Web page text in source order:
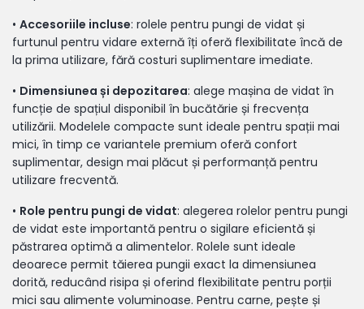
• Accesoriile incluse: rolele pentru pungi de vidat și
furtunul pentru vidare externă îți oferă flexibilitate încă de
la prima utilizare, fără costuri suplimentare imediate.
• Dimensiunea și depozitarea: alege mașina de vidat în
funcție de spațiul disponibil în bucătărie și frecvența
utilizării. Modelele compacte sunt ideale pentru spații mai
mici, în timp ce variantele premium oferă confort
suplimentar, design mai plăcut și performanță pentru
utilizare frecventă.
• Role pentru pungi de vidat: alegerea rolelor pentru pungi
de vidat este importantă pentru o sigilare eficientă și
păstrarea optimă a alimentelor. Rolele sunt ideale
deoarece permit tăierea pungii exact la dimensiunea
dorită, reducând risipa și oferind flexibilitate pentru porții
mici sau alimente voluminoase. Pentru carne, pește și